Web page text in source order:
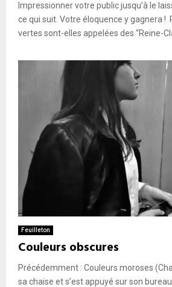
Impressionner votre public jusqu’à le
ce qui suit. Votre éloquence y gagnera !
vertes sont-elles appelées des “Reine-
Feuilleton
Couleurs obscures
Précédemment : Couleurs moroses
sa chaise et s’est appuyé sur son